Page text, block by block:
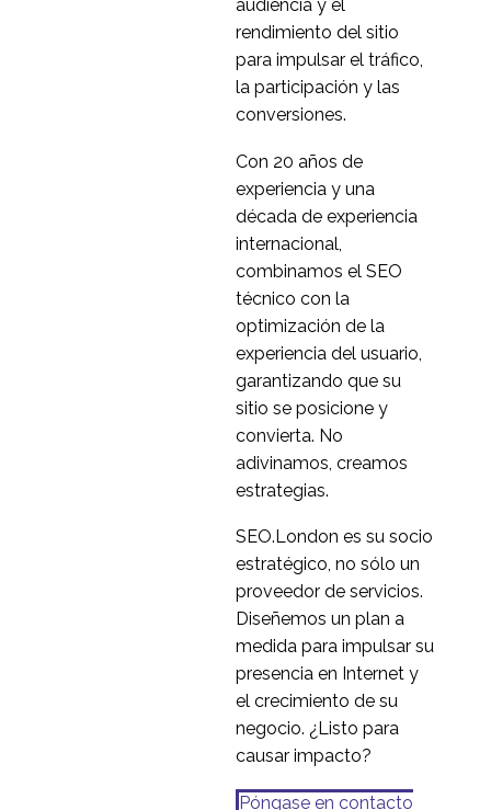
2
Variación regional en la
investigación de
usuarios en el Reino
2
distancia se abre paso
en Francia y Alemania0
correctamente las
plataformas de
investigación en línea
0
26 de mayo de 2021
2020 - El año en que la
investigación UX
remota alcanzó la
mayoría de edad
3
¿Investigación de
usuarios en laboratorio
o a distancia? ¿Qué
1
Formular las preguntas
de investigación
audiencia y el
rendimiento del sitio
para impulsar el tráfico,
la participación y las
conversiones.
Con 20 años de
experiencia y una
década de experiencia
internacional,
combinamos el SEO
técnico con la
optimización de la
experiencia del usuario,
garantizando que su
sitio se posicione y
convierta. No
adivinamos, creamos
estrategias.
SEO.London es su socio
estratégico, no sólo un
proveedor de servicios.
Diseñemos un plan a
medida para impulsar su
presencia en Internet y
el crecimiento de su
negocio. ¿Listo para
causar impacto?
Póngase en contacto